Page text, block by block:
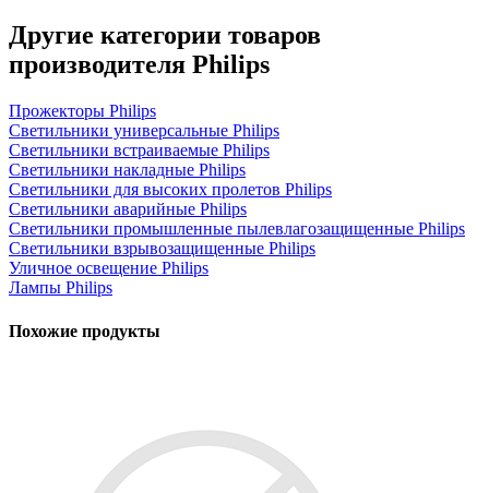
Другие категории товаров
производителя Philips
Прожекторы Philips
Светильники универсальные Philips
Светильники встраиваемые Philips
Светильники накладные Philips
Светильники для высоких пролетов Philips
Светильники аварийные Philips
Светильники промышленные пылевлагозащищенные Philips
Светильники взрывозащищенные Philips
Уличное освещение Philips
Лампы Philips
Похожие продукты